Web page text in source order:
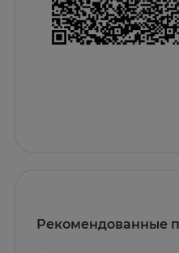
Рекомендованные